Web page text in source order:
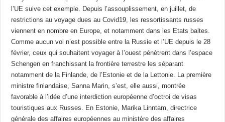
l’UE suive cet exemple. Depuis l’assouplissement, en juillet, de
restrictions au voyage dues au Covid­19, les ressortissants russes
viennent en nombre en Europe, et notamment dans les Etats baltes.
Comme aucun vol n’est possible entre la Russie et l’UE depuis le 28
février, ceux qui souhaitent voyager à l’ouest pénètrent dans l’espace
Schengen en franchissant la frontière terrestre les séparant
notamment de la Finlande, de l’Estonie et de la Lettonie. La première
ministre finlandaise, Sanna Marin, s’est, elle aussi, montrée
favorable à l’idée d’une interdiction européenne d’octroi de visas
touristiques aux Russes. En Estonie, Marika Linntam, directrice
générale des affaires européennes au ministère des affaires